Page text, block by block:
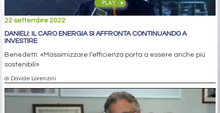
22 settembre 2022
DANIELI: IL CARO ENERGIA SI AFFRONTA CONTINUANDO A
INVESTIRE
Benedetti: «Massimizzare l’efficienza porta a essere anche più
sostenibili»
di Davide Lorenzini